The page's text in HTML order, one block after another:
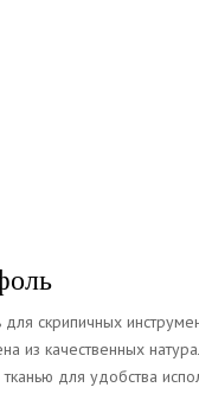
скрипичных
из качественных
для удобства